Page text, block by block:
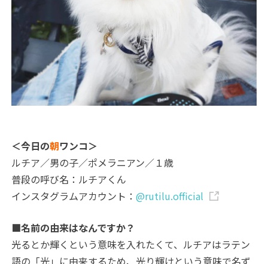
＜今日の朝ワンコ＞
ルチア／男の子／ポメラニアン／１歳
普段の呼び名：ルチアくん
インスタグラムアカウント：@rutilu.official
■名前の由来はなんですか？
光るとか輝くという意味を入れたくて、ルチアはラテン